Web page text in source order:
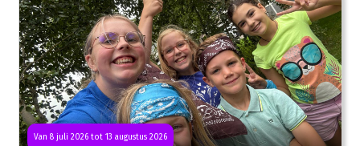
Van 8 juli 2026 tot 13 augustus 2026